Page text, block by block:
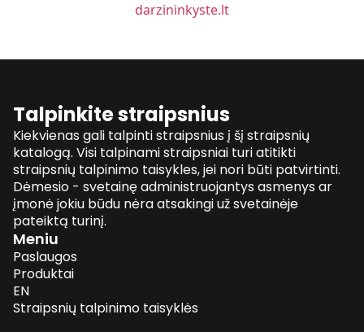
darzininkyste.lt
Talpinkite straipsnius
Kiekvienas gali talpinti straipsnius į šį straipsnių
katalogą. Visi talpinami straipsniai turi atitikti
straipsnių talpinimo taisykles, jei nori būti patvirtinti.
Dėmesio - svetainę administruojantys asmenys ar
įmonė jokiu būdu nėra atsakingi už svetainėje
pateiktą turinį.
Meniu
Paslaugos
Produktai
EN
Straipsnių talpinimo taisyklės